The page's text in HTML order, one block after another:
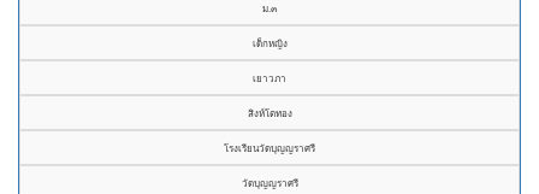
ม.๓
เด็กหญิง
เยาวภา
สิงห์โตทอง
โรงเรียนวัดบุญญราศรี
วัดบุญญราศรี